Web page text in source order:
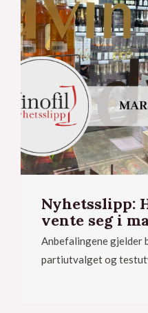
Nyhetsslipp:
vente seg i
Anbefalingene gjelder
partiutvalget og